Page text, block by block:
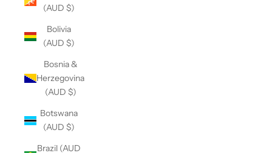
(AUD $)
Bolivia
(AUD $)
Bosnia &
Herzegovina
(AUD $)
Botswana
(AUD $)
Brazil (AUD